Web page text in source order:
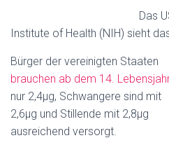
Das
Institute of Health (NIH) sieht
Bürger der vereinigten Staaten
brauchen ab dem 14.
nur 2,4µg, Schwangere sind mit
2,6µg und Stillende mit 2,8µg
ausreichend versorgt.